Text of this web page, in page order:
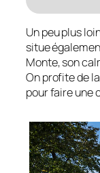
Un peu plus
situe
Monte, son
On profite de
pour faire une